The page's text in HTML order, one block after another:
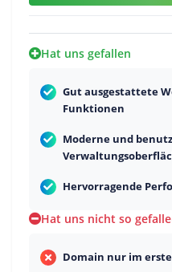
Hat uns gefallen
Gut ausgestattete
Funktionen
Moderne und
Hervorragende
Hat uns nicht so
Domain nur im